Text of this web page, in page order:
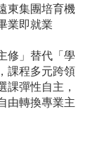
東集團培育機
業即就業
修」替代「學
課程多元跨領
課彈性自主，
由轉換專業主